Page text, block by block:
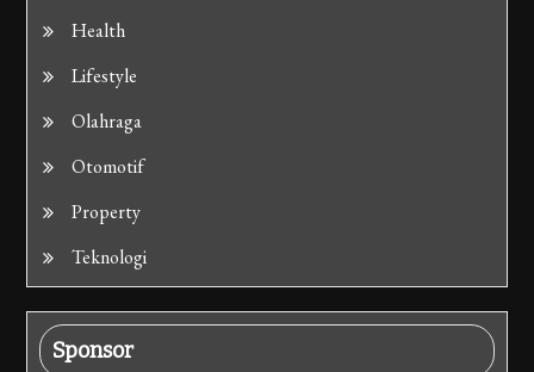
Health
Lifestyle
Olahraga
Otomotif
Property
Teknologi
Sponsor